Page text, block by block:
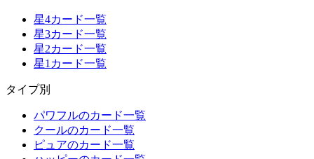
星4カード一覧
星3カード一覧
星2カード一覧
星1カード一覧
タイプ別
パワフルのカード一覧
クールのカード一覧
ピュアのカード一覧